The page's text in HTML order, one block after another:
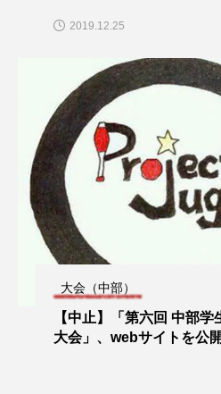
2019.12.25
大会（中部）
【中止】「第六回 中部
大会」、webサイトを公開